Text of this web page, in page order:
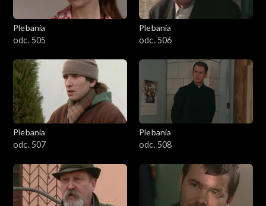
1001-1100
1101-1200
1201-1300
1301-1400
1501-1600
Plebania
odc. 505
Plebania
odc. 506
Plebania
odc. 507
Plebania
odc. 508